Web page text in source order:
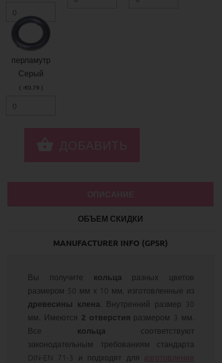
перламутр
Серый
( -€0.79 )
ОБЪЕМ СКИДКИ
MANUFACTURER INFO (GPSR)
Вы получите кольца разных цветов
размером 50 мм х 10 мм, изготовленные из
древесины клена . Внутренний размер 30
мм. Имеются 2 отверстия размером 3 мм.
Все кольца соответствуют
законодательным требованиям стандарта
DIN-EN 71-3 и подходят для изготовления